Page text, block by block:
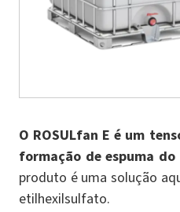
O ROSULfan E é um
formação de espuma
produto é uma solução
etilhexilsulfato.